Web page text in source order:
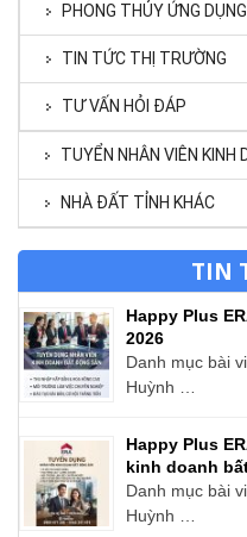
PHONG THỦY ỨNG DỤNG
TIN TỨC THỊ TRƯỜNG
TƯ VẤN HỎI ĐÁP
TUYỂN NHÂN VIÊN KINH
NHÀ ĐẤT TỈNH KHÁC
TIN
Happy Plus
2026
Danh mục bài
Huỳnh …
Happy Plus
kinh doanh
Danh mục bài
Huỳnh …